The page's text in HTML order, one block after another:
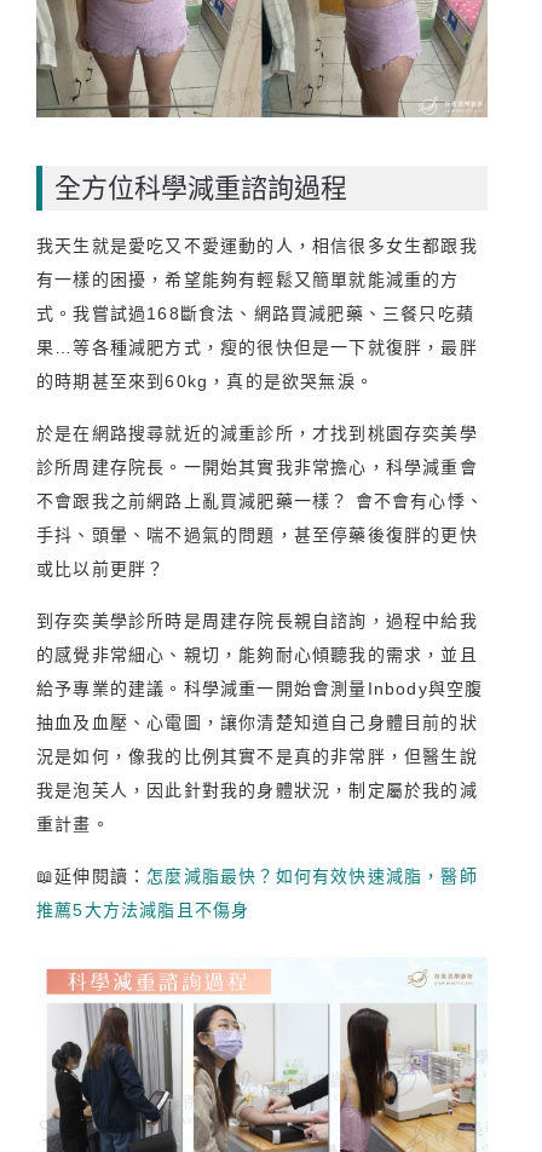
全方位科學減重諮詢過程
我天生就是愛吃又不愛運動的人，相信很多女生都跟我
有一樣的困擾，希望能夠有輕鬆又簡單就能減重的方
式。我嘗試過168斷食法、網路買減肥藥、三餐只吃蘋
果…等各種減肥方式，瘦的很快但是一下就復胖，最胖
的時期甚至來到60kg，真的是欲哭無淚。
於是在網路搜尋就近的減重診所，才找到桃園存奕美學
診所周建存院長。一開始其實我非常擔心，科學減重會
不會跟我之前網路上亂買減肥藥一樣？ 會不會有心悸、
手抖、頭暈、喘不過氣的問題，甚至停藥後復胖的更快
或比以前更胖？
到存奕美學診所時是周建存院長親自諮詢，過程中給我
的感覺非常細心、親切，能夠耐心傾聽我的需求，並且
給予專業的建議。科學減重一開始會測量Inbody與空腹
抽血及血壓、心電圖，讓你清楚知道自己身體目前的狀
況是如何，像我的比例其實不是真的非常胖，但醫生說
我是泡芙人，因此針對我的身體狀況，制定屬於我的減
重計畫。
📖延伸閱讀： 怎麼減脂最快？如何有效快速減脂，醫師
推薦5大方法減脂且不傷身